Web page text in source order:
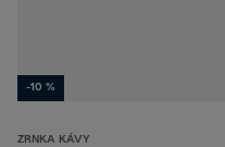
-10 %
ZRNKA KÁVY